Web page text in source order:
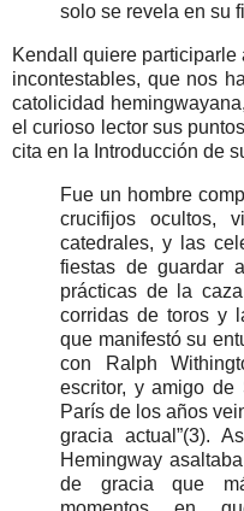
solo se revela en su
Kendall quiere
incontestables, que nos
catolicidad
el curioso lector sus
cita en la Introducción de
Fue un hombre
crucifijos ocultos,
catedrales, y las
fiestas de guardar
prácticas de la
corridas de toros y
que manifestó su
con Ralph
escritor, y amigo de
París de los años
gracia actual”(3).
Hemingway
de gracia que